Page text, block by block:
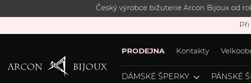
Český výrobce bižuterie Arcon Bijoux od
PRODEJNA Kontakty
DÁMSKÉ ŠPERKY PÁNSKÉ